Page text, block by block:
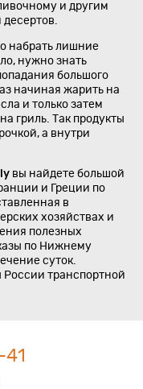
и другим
набрать лишние
нужно знать
большого
начиная жарить на
и только затем
гриль. Так продукты
а внутри
вы найдете большой
и Греции по
в
хозяйствах и
полезных
по Нижнему
суток.
России транспортной